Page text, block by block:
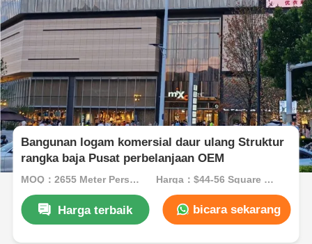
Bangunan logam komersial daur ulang Struktur
rangka baja Pusat perbelanjaan OEM
MOQ：2655 Meter Persegi Harga：$44-56 Square Meters
Harga terbaik bicara sekarang